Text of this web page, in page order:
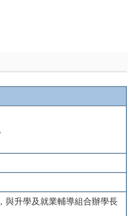
與升學及就業輔導組合辦學長